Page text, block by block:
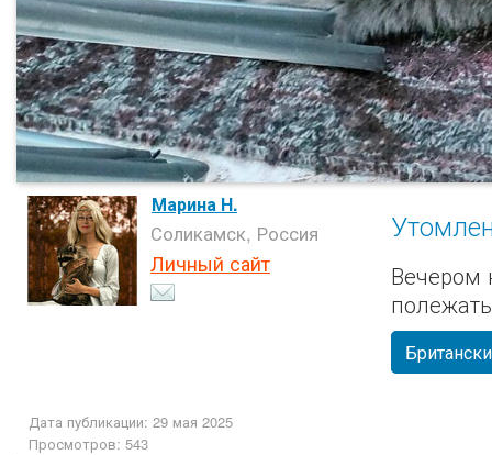
Марина Н.
Соликамск, Россия
Личный сайт
Вечером
Дата публикации: 29 мая 2025
Просмотров: 543